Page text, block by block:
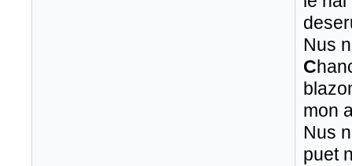
Nus
C
mon
Nus
puet